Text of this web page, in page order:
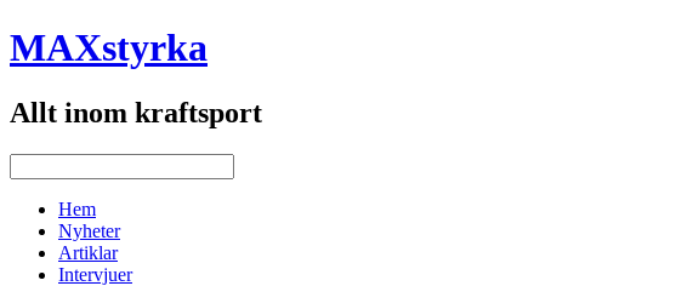
MAXstyrka
Allt inom kraftsport
Hem
Nyheter
Artiklar
Intervjuer